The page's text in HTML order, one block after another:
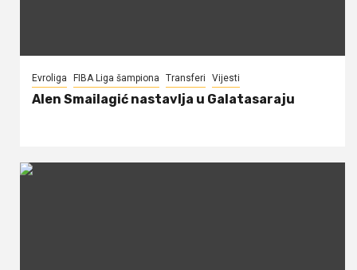
Evroliga FIBA Liga šampiona Transferi Vijesti
Alen Smailagić nastavlja u Galatasaraju